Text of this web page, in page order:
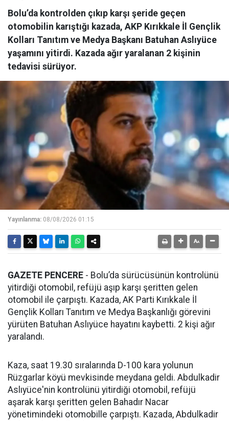
Bolu’da kontrolden çıkıp karşı şeride geçen
otomobilin karıştığı kazada, AKP Kırıkkale İl Gençlik
Kolları Tanıtım ve Medya Başkanı Batuhan Aslıyüce
yaşamını yitirdi. Kazada ağır yaralanan 2 kişinin
tedavisi sürüyor.
Yayınlanma: 08/08/2026 01:15
GAZETE PENCERE - Bolu’da sürücüsünün kontrolünü
yitirdiği otomobil, refüjü aşıp karşı şeritten gelen
otomobil ile çarpıştı. Kazada, AK Parti Kırıkkale İl
Gençlik Kolları Tanıtım ve Medya Başkanlığı görevini
yürüten Batuhan Aslıyüce hayatını kaybetti. 2 kişi ağır
yaralandı.
Kaza, saat 19.30 sıralarında D-100 kara yolunun
Rüzgarlar köyü mevkisinde meydana geldi. Abdulkadir
Aslıyüce'nin kontrolünü yitirdiği otomobil, refüjü
aşarak karşı şeritten gelen Bahadır Nacar
yönetimindeki otomobille çarpıştı. Kazada, Abdulkadir